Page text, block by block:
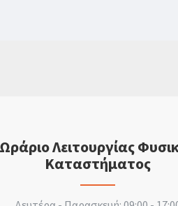
Ωράριο Λειτουργίας
Καταστήματος